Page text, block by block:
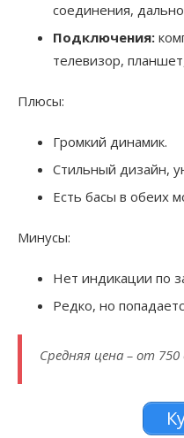
соединения,
Подключения:
телевизор,
Плюсы:
Громкий динамик.
Стильный дизайн,
Есть басы в обеих
Минусы:
Нет индикации по
Редко, но
Средняя цена – от 750